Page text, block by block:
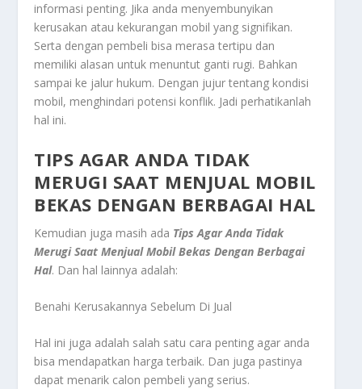
informasi penting. Jika anda menyembunyikan
kerusakan atau kekurangan mobil yang signifikan.
Serta dengan pembeli bisa merasa tertipu dan
memiliki alasan untuk menuntut ganti rugi. Bahkan
sampai ke jalur hukum. Dengan jujur tentang kondisi
mobil, menghindari potensi konflik. Jadi perhatikanlah
hal ini.
TIPS AGAR ANDA TIDAK
MERUGI SAAT MENJUAL MOBIL
BEKAS DENGAN BERBAGAI HAL
Kemudian juga masih ada Tips Agar Anda Tidak
Merugi Saat Menjual Mobil Bekas Dengan Berbagai
Hal. Dan hal lainnya adalah:
Benahi Kerusakannya Sebelum Di Jual
Hal ini juga adalah salah satu cara penting agar anda
bisa mendapatkan harga terbaik. Dan juga pastinya
dapat menarik calon pembeli yang serius.